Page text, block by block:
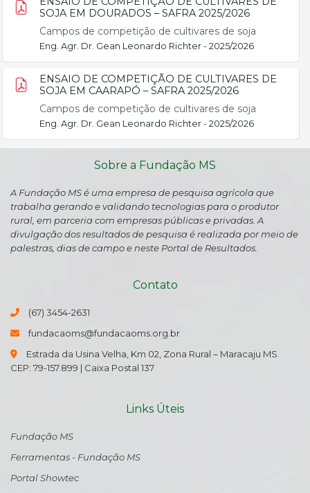
SOJA EM DOURADOS – SAFRA 2025/2026
Campos de competição de cultivares de soja
Eng. Agr. Dr. Gean Leonardo Richter - 2025/2026
ENSAIO DE COMPETIÇÃO DE CULTIVARES DE
SOJA EM CAARAPÓ – SAFRA 2025/2026
Campos de competição de cultivares de soja
Eng. Agr. Dr. Gean Leonardo Richter - 2025/2026
Sobre a Fundação MS
A Fundação MS é uma empresa de pesquisa agrícola que
trabalha gerando e validando tecnologias para o produtor
rural, em parceria com empresas públicas e privadas. A
divulgação dos resultados de pesquisa é realizada por meio de
palestras, dias de campo e neste Portal de Resultados.
Contato
(67) 3454-2631
fundacaoms@fundacaoms.org.br
Estrada da Usina Velha, Km 02, Zona Rural – Maracaju MS.
CEP: 79-157.899 | Caixa Postal 137
Links Úteis
Fundação MS
Ferramentas - Fundação MS
Portal Showtec